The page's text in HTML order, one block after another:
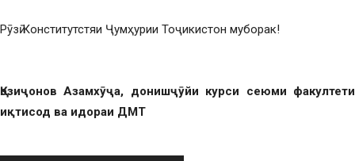
Рӯзӣ Конститутстяи Ҷумҳурии Тоҷикистон муборак!
Қозиҷонов Азамхӯҷа, донишҷӯйи курси сеюми факултети
иқтисод ва идораи ДМТ